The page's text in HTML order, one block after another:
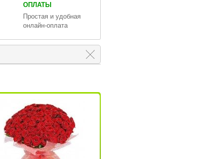
ОПЛАТЫ
Простая и удобная
онлайн-оплата